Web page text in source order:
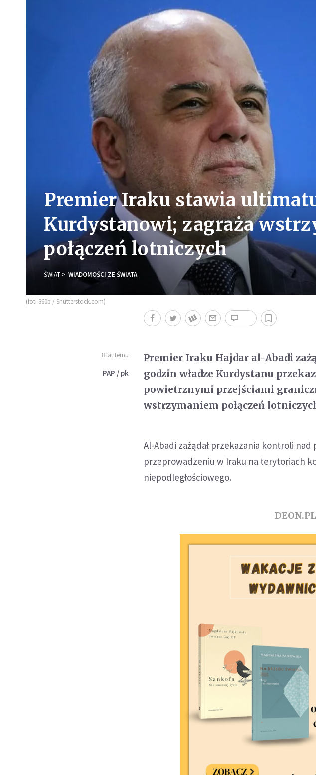
Premier Iraku stawia
Kurdystanowi; zagraża
połączeń lotniczych
ŚWIAT WIADOMOŚCI ZE ŚWIATA
(fot. 360b / Shutterstock.com)
8 lat temu
PAP / pk
Premier Iraku Hajdar al-Abadi
godzin władze Kurdystanu
powietrznymi przejściami
wstrzymaniem połączeń
Al-Abadi zażądał przekazania kontroli
przeprowadzeniu w Iraku na terytoriach
niepodległościowego.